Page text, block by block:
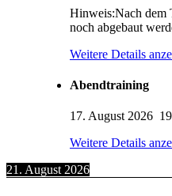
Hinweis:Nach dem
noch abgebaut
Weitere Details
Abendtraining
17. August 2026
Weitere Details
21. August 2026